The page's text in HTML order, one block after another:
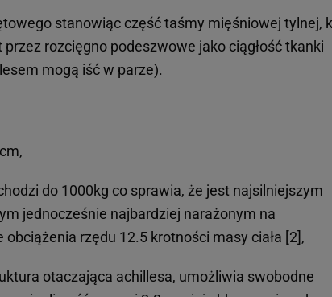
stanowiąc część taśmy mięśniowej tylnej,
rozcięgno podeszwowe jako ciągłość tkanki
mogą iść w parze).
do 1000kg co sprawia, że jest najsilniejszym
jednocześnie najbardziej narażonym na
rzędu 12.5 krotności masy ciała [2],
otaczająca achillesa, umożliwia swobodne